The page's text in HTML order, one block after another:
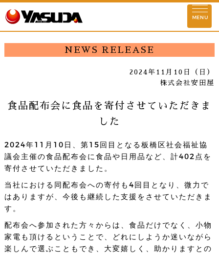
MENU
お知らせ
代表挨拶 基本情報 理念実現に向けて 安田
東京 埼玉 千葉 神奈川 群馬
活動情報
SDGs情報 環境対策活動 社会貢献活動 社
採用情報
NEWS RELEASE
2024年11月10日（日）
株式会社安田屋
食品配布会に食品を寄付させていただきま
した
2024年11月10日、第15回目となる板橋区社会福祉協
議会主催の食品配布会に食品や日用品など、計402点を
寄付させていただきました。
当社における同配布会への寄付も4回目となり、微力で
はありますが、今後も継続した支援をさせていただきま
す。
配布会へ参加された方々からは、食品だけでなく、小物
家電も頂けるということで、どれにしようか迷いながら
楽しんで選ぶこともでき、大変嬉しく、助かりますとの